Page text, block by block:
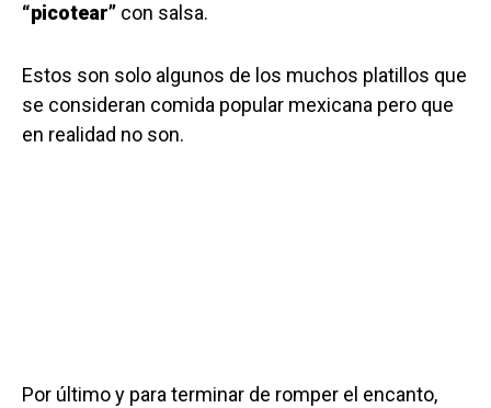
“picotear” con salsa.
Estos son solo algunos de los muchos platillos que
se consideran comida popular mexicana pero que
en realidad no son.
Por último y para terminar de romper el encanto,